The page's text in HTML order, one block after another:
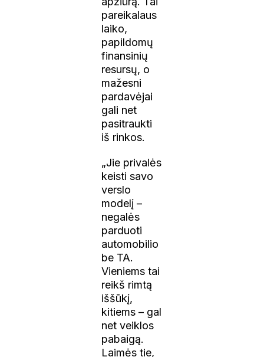
pareikalaus
laiko,
papildomų
finansinių
resursų, o
mažesni
pardavėjai
gali net
pasitraukti
iš rinkos.
„Jie privalės
keisti savo
verslo
modelį –
negalės
parduoti
automobilio
be TA.
Vieniems tai
reikš rimtą
iššūkį,
kitiems – gal
net veiklos
pabaigą.
Laimės tie,